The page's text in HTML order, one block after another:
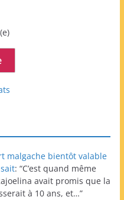
malgache bientôt valable
: “C’est quand même
avait promis que la
à 10 ans, et…”